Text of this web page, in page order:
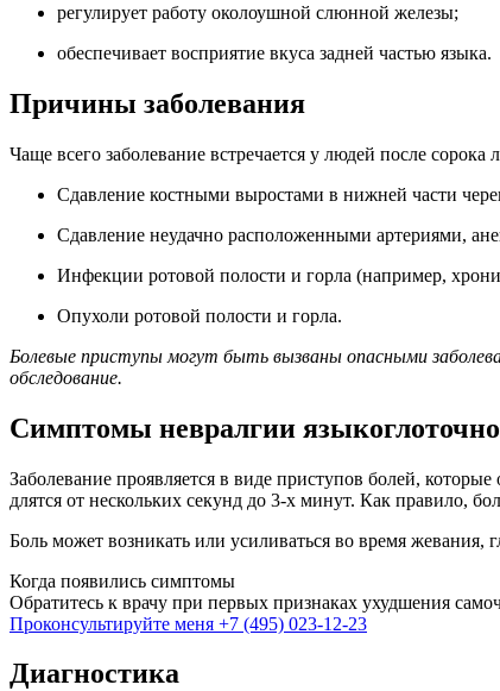
регулирует работу околоушной слюнной железы;
обеспечивает восприятие вкуса задней частью языка.
Причины заболевания
Чаще всего заболевание встречается у людей после
Сдавление костными выростами в нижней части
Сдавление неудачно расположенными артериями,
Инфекции ротовой полости и горла (например,
Опухоли ротовой полости и горла.
Болевые приступы могут быть вызваны опасными
обследование.
Симптомы невралгии
Заболевание проявляется в виде приступов болей,
длятся от нескольких секунд до 3-х минут. Как правило,
Боль может возникать или усиливаться во время жевания,
Когда появились симптомы
Обратитесь к врачу при первых признаках ухудшения
Проконсультируйте меня +7 (495) 023-12-23
Диагностика